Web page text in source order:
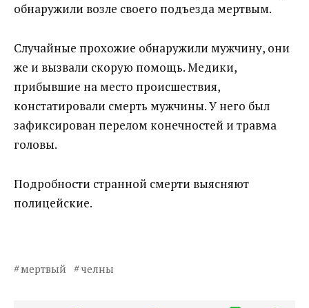
обнаружили возле своего подъезда мертвым.
Случайные прохожие обнаружили мужчину, они
же и вызвали скорую помощь. Медики,
прибывшие на место происшествия,
констатировали смерть мужчины. У него был
зафиксирован перелом конечностей и травма
головы.
Подробности странной смерти выясняют
полицейские.
мертвый челны